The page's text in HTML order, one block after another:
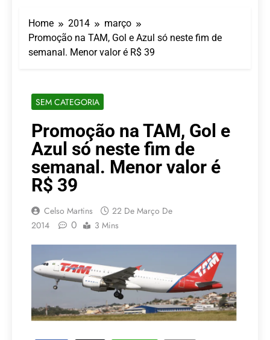
nos aeroportos da
Região Sul
7 De Agosto De 2026
Hotel Premium
Campinas fortalece
São Paulo Ibirapuera
LATAM anuncia 42
rotas na primeira fase
de operação do
Embraer 195-E2
5 De Agosto De 2026
Azul retoma voos
diretos entre Porto
Home 2014
março
Promoção na TAM, Gol e Azul só neste fim de
semanal. Menor valor é R$ 39
SEM CATEGORIA
Promoção na TAM, Gol e
Azul só neste fim de
semanal. Menor valor é
R$ 39
Celso Martins
22 De Março De
2014
0 3 Mins